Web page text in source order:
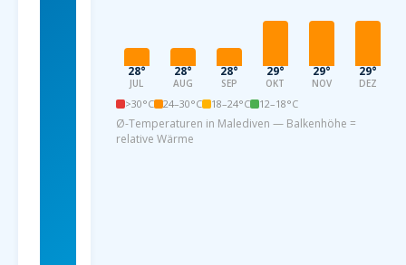
Dortmund
nach
Malediven
28°
JUL
28°
AUG
28°
SEP
29°
OKT
29°
NOV
29°
DEZ
>30°C 24–30°C 18–24°C 12–18°C
Ø-Temperaturen in Malediven — Balkenhöhe =
relative Wärme